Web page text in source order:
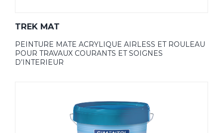
TREK MAT
PEINTURE MATE ACRYLIQUE AIRLESS ET ROULEAU
POUR TRAVAUX COURANTS ET SOIGNES
D’INTERIEUR